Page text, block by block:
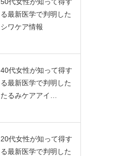
る最新医学で判明した
シワケア情報
40代女性が知って得す
る最新医学で判明した
たるみケアアイ…
20代女性が知って得す
る最新医学で判明した